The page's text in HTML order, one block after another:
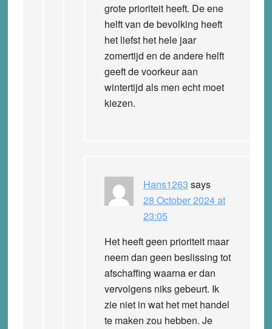
grote prioriteit heeft. De ene
helft van de bevolking heeft
het liefst het hele jaar
zomertijd en de andere helft
geeft de voorkeur aan
wintertijd als men echt moet
kiezen.
Hans1263 says
28 October 2024 at
23:05
Het heeft geen prioriteit maar
neem dan geen beslissing tot
afschaffing waarna er dan
vervolgens niks gebeurt. Ik
zie niet in wat het met handel
te maken zou hebben. Je